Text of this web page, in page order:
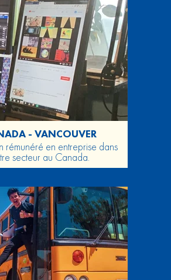
- VANCOUVER
rémunéré en entreprise dans
secteur au Canada.